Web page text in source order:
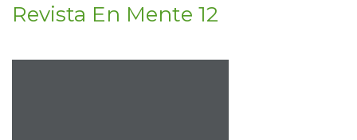
Revista En Mente 12